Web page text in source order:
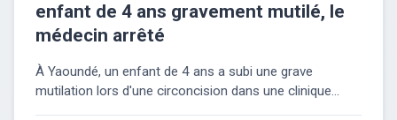
enfant de 4 ans gravement mutilé, le
médecin arrêté
À Yaoundé, un enfant de 4 ans a subi une grave
mutilation lors d'une circoncision dans une clinique...